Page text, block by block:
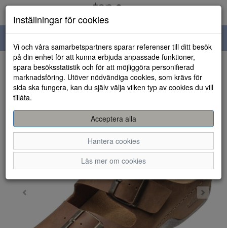
navigation
HEM
Inställningar för cookies
Vi och våra samarbetspartners sparar referenser till ditt besök
på din enhet för att kunna erbjuda anpassade funktioner,
spara besöksstatistik och för att möjliggöra personifierad
marknadsföring. Utöver nödvändiga cookies, som krävs för
sida ska fungera, kan du själv välja vilken typ av cookies du vill
tillåta.
Acceptera alla
Hantera cookies
Läs mer om cookies